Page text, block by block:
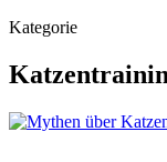
Kategorie